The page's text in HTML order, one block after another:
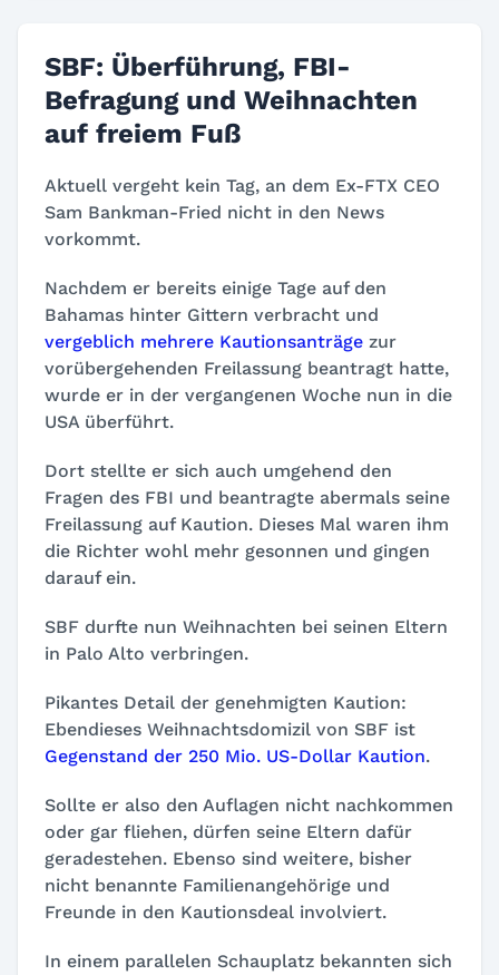
SBF: Überführung, FBI-
Befragung und Weihnachten
auf freiem Fuß
Aktuell vergeht kein Tag, an dem Ex-FTX CEO
Sam Bankman-Fried nicht in den News
vorkommt.
Nachdem er bereits einige Tage auf den
Bahamas hinter Gittern verbracht und
vergeblich mehrere Kautionsanträge zur
vorübergehenden Freilassung beantragt hatte,
wurde er in der vergangenen Woche nun in die
USA überführt.
Dort stellte er sich auch umgehend den
Fragen des FBI und beantragte abermals seine
Freilassung auf Kaution. Dieses Mal waren ihm
die Richter wohl mehr gesonnen und gingen
darauf ein.
SBF durfte nun Weihnachten bei seinen Eltern
in Palo Alto verbringen.
Pikantes Detail der genehmigten Kaution:
Ebendieses Weihnachtsdomizil von SBF ist
Gegenstand der 250 Mio. US-Dollar Kaution.
Sollte er also den Auflagen nicht nachkommen
oder gar fliehen, dürfen seine Eltern dafür
geradestehen. Ebenso sind weitere, bisher
nicht benannte Familienangehörige und
Freunde in den Kautionsdeal involviert.
In einem parallelen Schauplatz bekannten sich